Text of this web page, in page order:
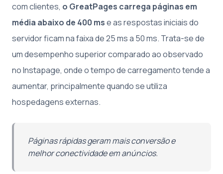
com clientes, o GreatPages carrega páginas em
média abaixo de 400 mse as respostas iniciais do
servidor ficam na faixa de 25 ms a 50 ms. Trata-se de
um desempenho superior comparado ao observado
no Instapage, onde o tempo de carregamento tende a
aumentar, principalmente quando se utiliza
hospedagens externas.
Páginas rápidas geram mais conversão e
melhor conectividade em anúncios.